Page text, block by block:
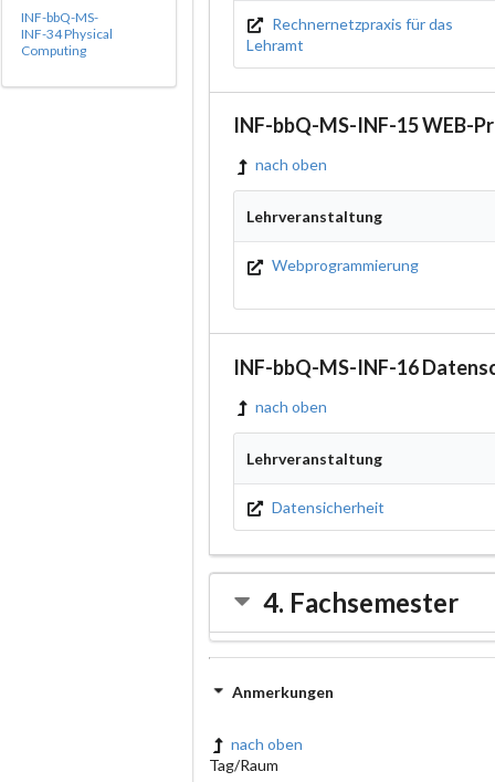
INF-bbQ-MS-
INF-34 Physical
Computing
Rechnernetzpraxis für das
Lehramt
INF-bbQ-MS-INF-15 WEB-
nach oben
Lehrveranstaltung
Webprogrammierung
INF-bbQ-MS-INF-16
nach oben
Lehrveranstaltung
Datensicherheit
4. Fachsemester
Anmerkungen
nach oben
Tag/Raum